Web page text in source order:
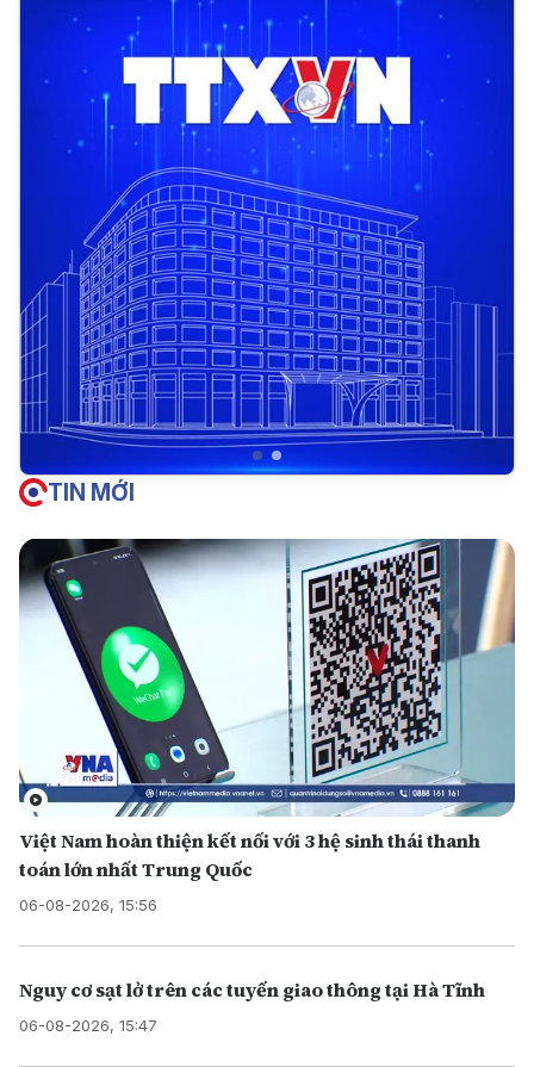
TIN MỚI
Việt Nam hoàn thiện kết nối với 3 hệ sinh thái thanh
toán lớn nhất Trung Quốc
06-08-2026, 15:56
Nguy cơ sạt lở trên các tuyến giao thông tại Hà Tĩnh
06-08-2026, 15:47